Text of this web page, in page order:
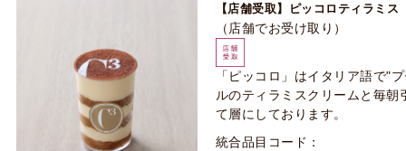
【店舗受取】ピッコロティラミス
（店舗でお受け取り）
「ピッコロ」はイタリア語で"
ルのティラミスクリームと毎
て層にしております。
統合品目コード：